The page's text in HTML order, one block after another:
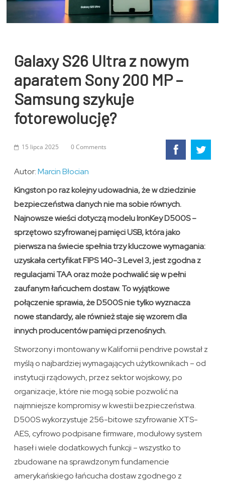
Galaxy S26 Ultra z nowym
aparatem Sony 200 MP –
Samsung szykuje
fotorewolucję?
15 lipca 2025 0 Comments
Autor:Marcin Błocian
Kingston po raz kolejny udowadnia, że w dziedzinie
bezpieczeństwa danych nie ma sobie równych.
Najnowsze wieści dotyczą modelu IronKey D500S –
sprzętowo szyfrowanej pamięci USB, która jako
pierwsza na świecie spełnia trzy kluczowe wymagania:
uzyskała certyfikat FIPS 140-3 Level 3, jest zgodna z
regulacjami TAA oraz może pochwalić się w pełni
zaufanym łańcuchem dostaw. To wyjątkowe
połączenie sprawia, że D500S nie tylko wyznacza
nowe standardy, ale również staje się wzorem dla
innych producentów pamięci przenośnych.
Stworzony i montowany w Kalifornii pendrive powstał z
myślą o najbardziej wymagających użytkownikach – od
instytucji rządowych, przez sektor wojskowy, po
organizacje, które nie mogą sobie pozwolić na
najmniejsze kompromisy w kwestii bezpieczeństwa.
D500S wykorzystuje 256-bitowe szyfrowanie XTS-
AES, cyfrowo podpisane firmware, modułowy system
haseł i wiele dodatkowych funkcji – wszystko to
zbudowane na sprawdzonym fundamencie
amerykańskiego łańcucha dostaw zgodnego z